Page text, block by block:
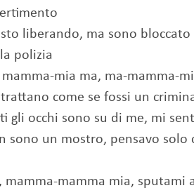
liberando, ma sono
polizia
mamma-mia ma, ma-mamma-
come se fossi un
gli occhi sono su di me, mi
sono un mostro, pensavo solo
mamma-mamma mia, sputami